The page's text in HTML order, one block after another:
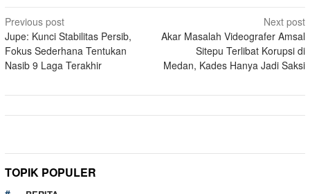
Post
navigation
Previous post
Jupe: Kunci Stabilitas Persib,
Fokus Sederhana Tentukan
Nasib 9 Laga Terakhir
Next post
Akar Masalah Videografer Amsal
Sitepu Terlibat Korupsi di
Medan, Kades Hanya Jadi Saksi
TOPIK POPULER